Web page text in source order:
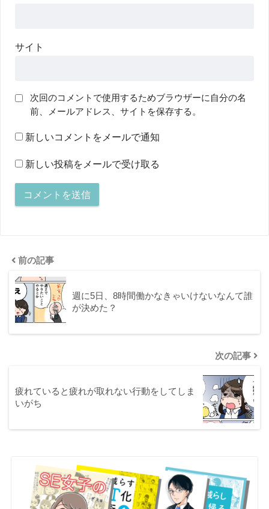
サイト
次回のコメントで使用するためブラウザーに自分の名
前、メールアドレス、サイトを保存する。
新しいコメントをメールで通知
新しい投稿をメールで受け取る
前の記事
週に5日、8時間働かなきゃいけないなんて誰
が決めた？
次の記事
疲れていると疲れが取れない行動をしてしま
いがち